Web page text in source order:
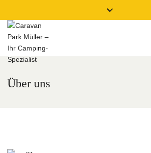
Close
Über uns